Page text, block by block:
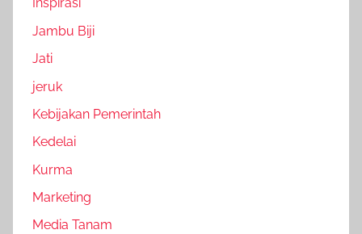
Inspirasi
Jambu Biji
Jati
jeruk
Kebijakan Pemerintah
Kedelai
Kurma
Marketing
Media Tanam